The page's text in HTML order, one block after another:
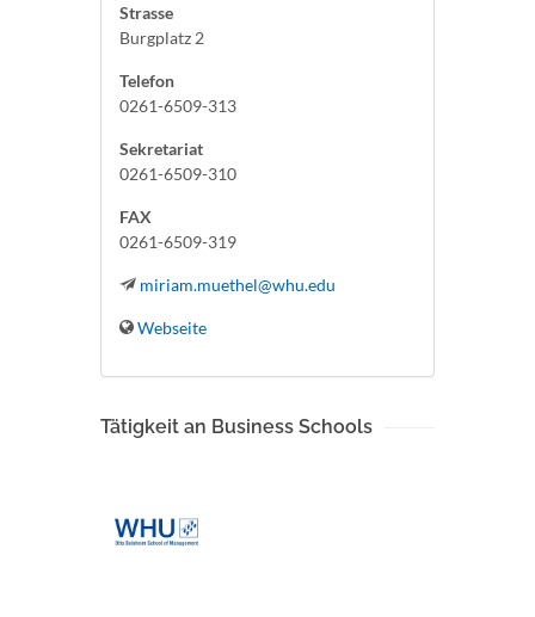
Strasse
Burgplatz 2
Telefon
0261-6509-313
Sekretariat
0261-6509-310
FAX
0261-6509-319
miriam.muethel@whu.edu
Webseite
Tätigkeit an Business Schools